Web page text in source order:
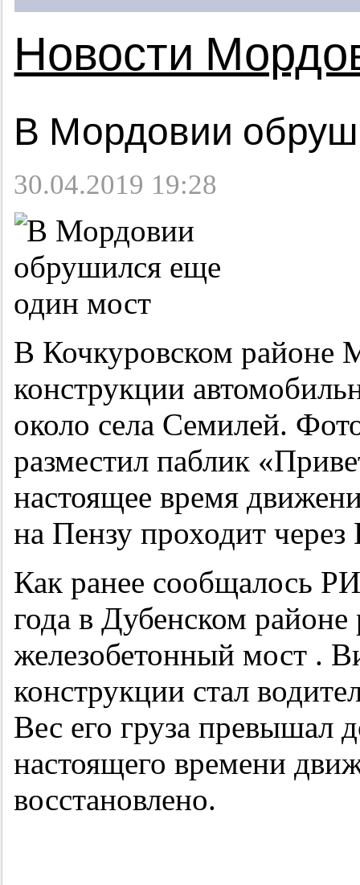
Новости
В Мордовии
30.04.2019 19:28
В Кочкуровском районе
конструкции
около села Семилей.
разместил паблик
настоящее время
на Пензу проходит через
Как ранее сообщалось
года в Дубенском
железобетонный мост .
конструкции стал
Вес его груза
настоящего времени
восстановлено.